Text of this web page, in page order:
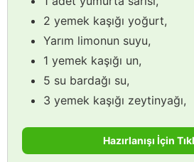
2 yemek kaşığı yoğurt,
Yarım limonun suyu,
1 yemek kaşığı un,
5 su bardağı su,
3 yemek kaşığı zeytinyağı,
Hazırlanışı İçin